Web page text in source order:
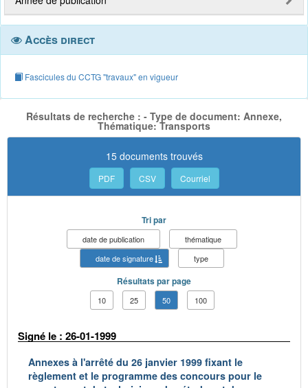
Accès direct
Fascicules du CCTG "travaux" en vigueur
Résultats de recherche : - Type de document: Annexe,
Thématique: Transports
15 documents trouvés
PDF CSV Courriel
Tri par
date de publication
thématique
date de signature
type
Résultats par page
10 25 50 100
Signé le : 26-01-1999
Annexes à l'arrêté du 26 janvier 1999 fixant le
règlement et le programme des concours pour le